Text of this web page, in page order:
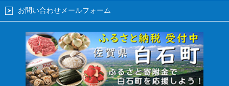
お問い合わせメールフォーム